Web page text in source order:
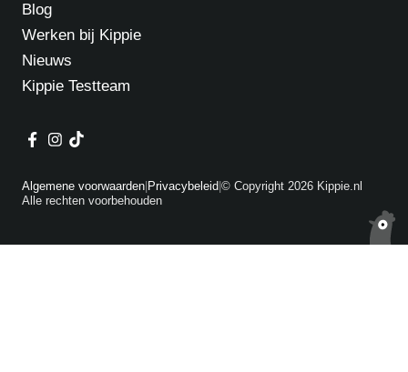
Blog
Werken bij Kippie
Nieuws
Kippie Testteam
Algemene voorwaarden Privacybeleid © Copyright 2026 Kippie.nl
Alle rechten voorbehouden